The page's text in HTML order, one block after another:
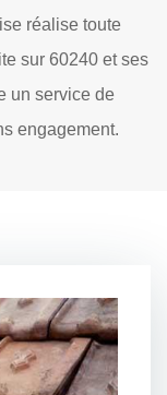
réalise toute
sur 60240 et ses
un service de
engagement.